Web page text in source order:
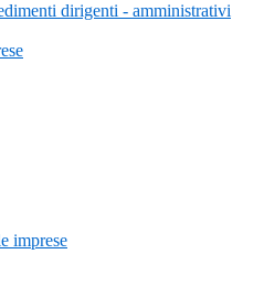
dirigenti - amministrativi
imprese